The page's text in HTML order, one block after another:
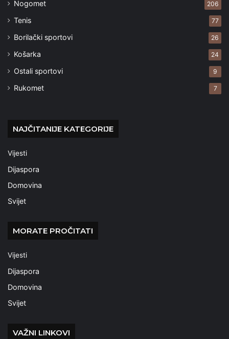
Nogomet 206
Tenis 77
Borilački sportovi 26
Košarka 24
Ostali sportovi 9
Rukomet 7
NAJČITANIJE KATEGORIJE
Vijesti
Dijaspora
Domovina
Svijet
MORATE PROČITATI
Vijesti
Dijaspora
Domovina
Svijet
VAŽNI LINKOVI